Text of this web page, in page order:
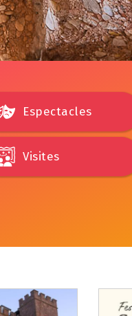
Espectacles
Visites